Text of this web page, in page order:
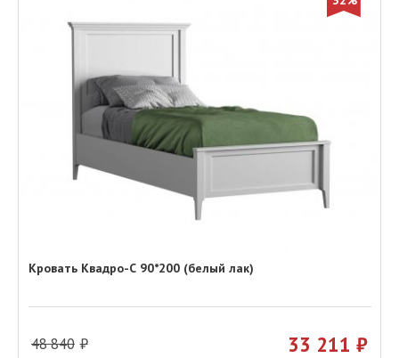
Кровать Квадро-С 90*200 (белый лак)
48 840 33 211